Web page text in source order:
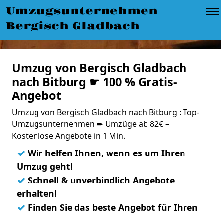
Umzugsunternehmen
Bergisch Gladbach
Umzug von Bergisch Gladbach
nach Bitburg ☛ 100 % Gratis-
Angebot
Umzug von Bergisch Gladbach nach Bitburg : Top-
Umzugsunternehmen ➨ Umzüge ab 82€ –
Kostenlose Angebote in 1 Min.
✓ Wir helfen Ihnen, wenn es um Ihren
Umzug geht!
✓ Schnell & unverbindlich Angebote
erhalten!
✓ Finden Sie das beste Angebot für Ihren